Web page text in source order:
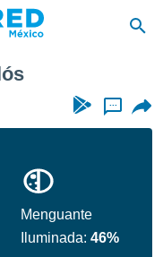
...
Menguante
Iluminada:46%